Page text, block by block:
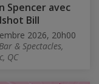
Spencer avec
Bill
2026, 20h00
& Spectacles,
QC